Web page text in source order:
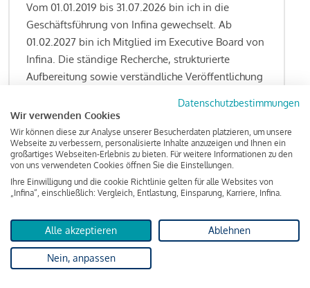
Vom 01.01.2019 bis 31.07.2026 bin ich in die
Geschäftsführung von Infina gewechselt. Ab
01.02.2027 bin ich Mitglied im Executive Board von
Infina. Die ständige Recherche, strukturierte
Aufbereitung sowie verständliche Veröffentlichung
Kreditgeschäft gehören zu den wesentlichen
Schwerpunktsetzungen meiner Funktion.
Lesen Sie meine Finanzierungs-Tipps
KreditindexDas Wohnkredit Barometer
Datenschutzbestimmungen
Wir verwenden Cookies
Wir können diese zur Analyse unserer Besucherdaten platzieren, um unsere
Webseite zu verbessern, personalisierte Inhalte anzuzeigen und Ihnen ein
großartiges Webseiten-Erlebnis zu bieten. Für weitere Informationen zu den
von uns verwendeten Cookies öffnen Sie die Einstellungen.
Ihre Einwilligung und die cookie Richtlinie gelten für alle Websites von
„Infina“, einschließlich: Vergleich, Entlastung, Einsparung, Karriere, Infina.
Alle akzeptieren Ablehnen
Nein, anpassen